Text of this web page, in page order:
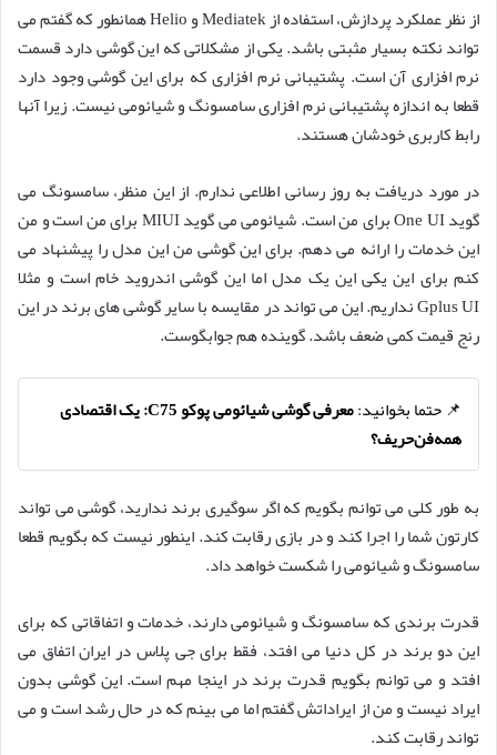
از نظر عملکرد پردازش، استفاده از Mediatek و Helio همانطور که گفتم می
تواند نکته بسیار مثبتی باشد. یکی از مشکلاتی که این گوشی دارد قسمت
نرم افزاری آن است. پشتیبانی نرم افزاری که برای این گوشی وجود دارد
قطعا به اندازه پشتیبانی نرم افزاری سامسونگ و شیائومی نیست. زیرا آنها
رابط کاربری خودشان هستند.
در مورد دریافت به روز رسانی اطلاعی ندارم. از این منظر، سامسونگ می
گوید One UI برای من است. شیائومی می گوید MIUI برای من است و من
این خدمات را ارائه می دهم. برای این گوشی من این مدل را پیشنهاد می
کنم برای این یکی این یک مدل اما این گوشی اندروید خام است و مثلا
Gplus UI نداریم. این می تواند در مقایسه با سایر گوشی های برند در این
رنج قیمت کمی ضعف باشد. گوینده هم جوابگوست.
📌 حتما بخوانید:
معرفی گوشی شیائومی پوکو C75: یک اقتصادی
همه‌فن‌حریف؟
به طور کلی می توانم بگویم که اگر سوگیری برند ندارید، گوشی می تواند
کارتون شما را اجرا کند و در بازی رقابت کند. اینطور نیست که بگویم قطعا
سامسونگ و شیائومی را شکست خواهد داد.
قدرت برندی که سامسونگ و شیائومی دارند، خدمات و اتفاقاتی که برای
این دو برند در کل دنیا می افتد، فقط برای جی پلاس در ایران اتفاق می
افتد و می توانم بگویم قدرت برند در اینجا مهم است. این گوشی بدون
ایراد نیست و من از ایراداتش گفتم اما می بینم که در حال رشد است و می
تواند رقابت کند.